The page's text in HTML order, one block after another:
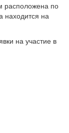
расположена по
находится на
на участие в